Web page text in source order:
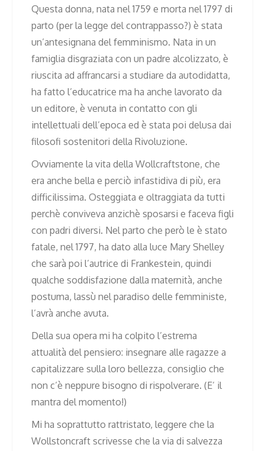
Questa donna, nata nel 1759 e morta nel 1797 di
parto (per la legge del contrappasso?) è stata
un’antesignana del femminismo. Nata in un
famiglia disgraziata con un padre alcolizzato, è
riuscita ad affrancarsi a studiare da autodidatta,
ha fatto l’educatrice ma ha anche lavorato da
un editore, è venuta in contatto con gli
intellettuali dell’epoca ed è stata poi delusa dai
filosofi sostenitori della Rivoluzione.
Ovviamente la vita della Wollcraftstone, che
era anche bella e perciò infastidiva di più, era
difficilissima. Osteggiata e oltraggiata da tutti
perchè conviveva anzichè sposarsi e faceva figli
con padri diversi. Nel parto che però le è stato
fatale, nel 1797, ha dato alla luce Mary Shelley
che sarà poi l’autrice di Frankestein, quindi
qualche soddisfazione dalla maternità, anche
postuma, lassù nel paradiso delle femministe,
l’avrà anche avuta.
Della sua opera mi ha colpito l’estrema
attualità del pensiero: insegnare alle ragazze a
capitalizzare sulla loro bellezza, consiglio che
non c’è neppure bisogno di rispolverare. (E’ il
mantra del momento!)
Mi ha soprattutto rattristato, leggere che la
Wollstoncraft scrivesse che la via di salvezza